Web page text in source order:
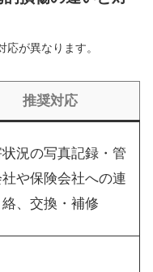
が異なります。
推奨対応
況の写真記録・管
や保険会社への連
絡、交換・補修